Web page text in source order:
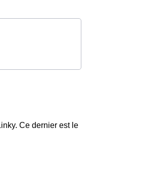
Ce dernier est le